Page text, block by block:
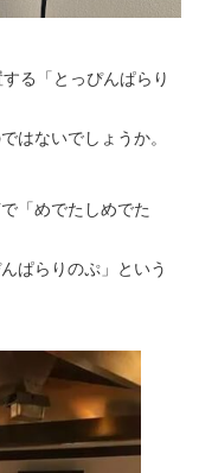
る「とっぴんぱらり
はないでしょうか。
「めでたしめでた
ぱらりのぷ」という